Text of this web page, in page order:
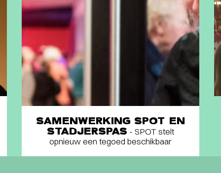
SAMENWERKING SPOT EN
STADJERSPAS - SPOT stelt
opnieuw een tegoed beschikbaar